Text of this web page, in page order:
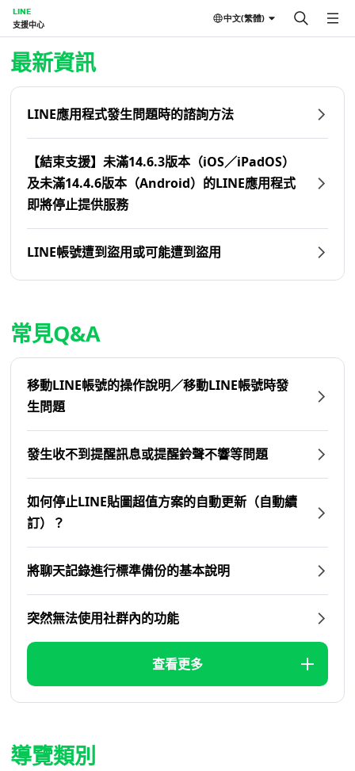
LINE
支援中心
中文(繁體)
首頁 | LINE支援中心
最新資訊
LINE應用程式發生問題時的諮詢方法
【結束支援】未滿14.6.3版本（iOS／iPadOS）
及未滿14.4.6版本（Android）的LINE應用程式
即將停止提供服務
LINE帳號遭到盜用或可能遭到盜用
常見Q&A
移動LINE帳號的操作說明／移動LINE帳號時發
生問題
發生收不到提醒訊息或提醒鈴聲不響等問題
如何停止LINE貼圖超值方案的自動更新（自動續
訂）？
將聊天記錄進行標準備份的基本說明
突然無法使用社群內的功能
查看更多
導覽類別